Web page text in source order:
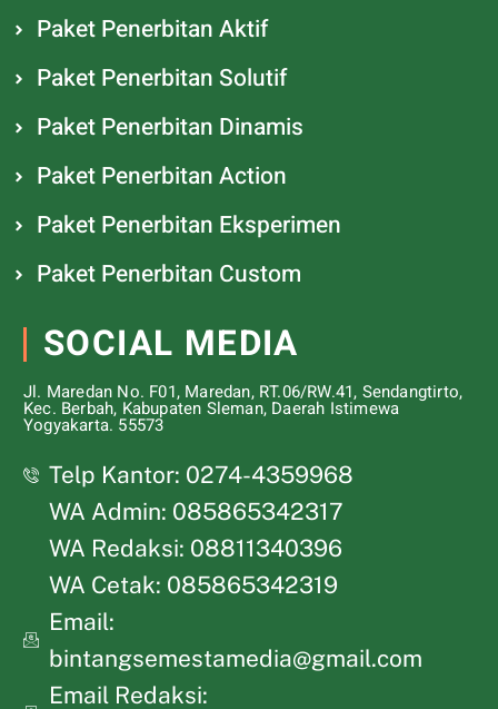
Paket Penerbitan Aktif
Paket Penerbitan Solutif
Paket Penerbitan Dinamis
Paket Penerbitan Action
Paket Penerbitan Eksperimen
Paket Penerbitan Custom
SOCIAL MEDIA
Jl. Maredan No. F01, Maredan, RT.06/RW.41, Sendangtirto,
Kec. Berbah, Kabupaten Sleman, Daerah Istimewa
Yogyakarta. 55573
Telp Kantor: 0274-4359968
WA Admin: 085865342317
WA Redaksi: 08811340396
WA Cetak: 085865342319
Email:
bintangsemestamedia@gmail.com
Email Redaksi: